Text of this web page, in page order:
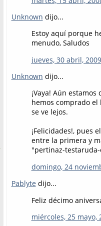
Unknown dijo...
Estoy aquí porque
menudo, Saludos
jueves, 30 abril, 2009
Unknown dijo...
¡Vaya! Aún
hemos comprado
se ve lejos.
¡Felicidades!, pues
entre la primera y
"pertinaz-
domingo, 24
Pablyte dijo...
Feliz décimo
miércoles, 25 mayo,